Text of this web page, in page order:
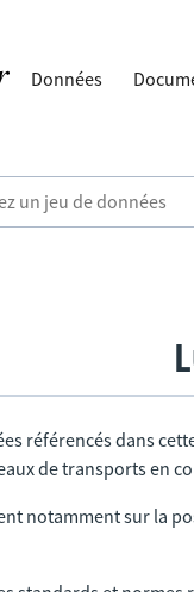
Données
référencés dans
de transports en
notamment sur la